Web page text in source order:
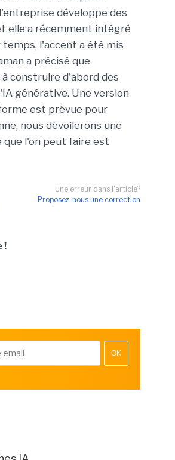
développe des
elle a récemment intégré
l'accent a été mis
a précisé que
construire d'abord des
générative. Une version
est prévue pour
nous dévoilerons une
l'on peut faire est
Une erreur dans l'article?
Proposez-nous une correction
!
OK